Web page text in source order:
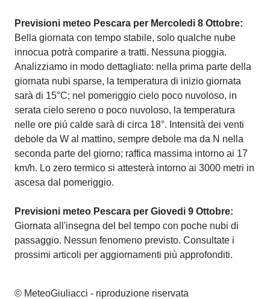
Previsioni meteo Pescara per Mercoledi 8 Ottobre:
Bella giornata con tempo stabile, solo qualche nube
innocua potrà comparire a tratti. Nessuna pioggia.
Analizziamo in modo dettagliato: nella prima parte della
giornata nubi sparse, la temperatura di inizio giornata
sarà di 15°C; nel pomeriggio cielo poco nuvoloso, in
serata cielo sereno o poco nuvoloso, la temperatura
nelle ore piú calde sarà di circa 18°. Intensità dei venti
debole da W al mattino, sempre debole ma da N nella
seconda parte del giorno; raffica massima intorno ai 17
km/h. Lo zero termico si attesterà intorno ai 3000 metri in
ascesa dal pomeriggio.
Previsioni meteo Pescara per Giovedi 9 Ottobre:
Giornata all'insegna del bel tempo con poche nubi di
passaggio. Nessun fenomeno previsto. Consultate i
prossimi articoli per aggiornamenti più approfonditi.
© MeteoGiuliacci - riproduzione riservata